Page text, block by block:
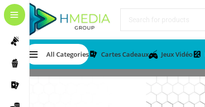
All Categories Cartes Cadeaux Jeux Vidéo